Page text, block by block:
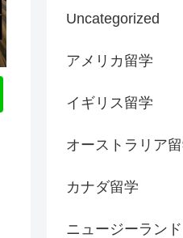
Uncategorized
アメリカ留学
イギリス留学
オーストラリア
カナダ留学
ニュージーラン